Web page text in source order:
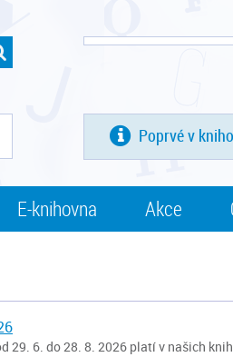
Poprvé v
E-knihovna Akce
29. 6. do 28. 8. 2026 platí v našich